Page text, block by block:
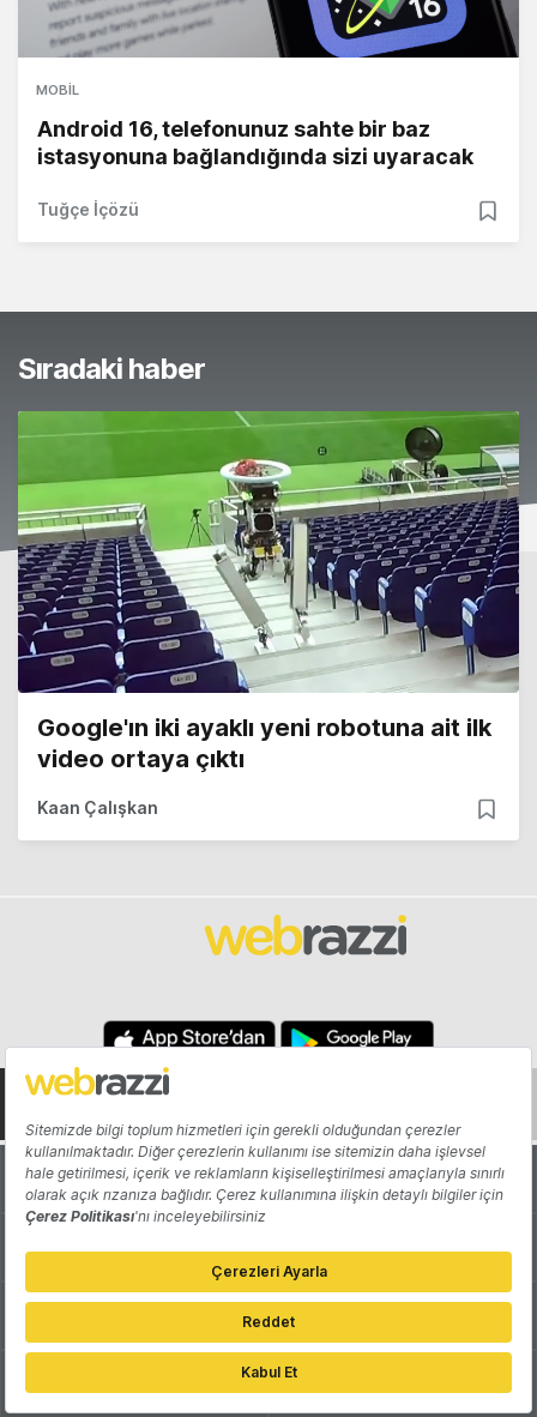
MOBIL
Android 16, telefonunuz sahte bir baz
istasyonuna bağlandığında sizi uyaracak
Tuğçe İçözü
Sıradaki haber
Google'ın iki ayaklı yeni robotuna ait ilk
video ortaya çıktı
Kaan Çalışkan
Hakkında Yazarlar
Katkıda Bulun Reklam